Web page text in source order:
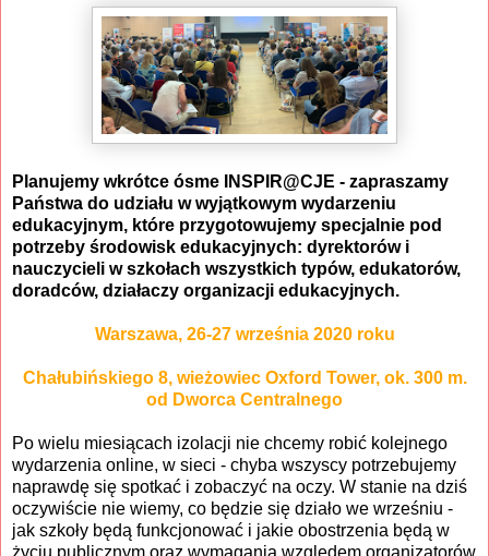
Planujemy wkrótce ósme INSPIR@CJE - zapraszamy
Państwa do udziału w wyjątkowym wydarzeniu
edukacyjnym, które przygotowujemy specjalnie pod
potrzeby środowisk edukacyjnych: dyrektorów i
nauczycieli w szkołach wszystkich typów, edukatorów,
doradców, działaczy organizacji edukacyjnych.
Warszawa, 26-27 września 2020 roku
Chałubińskiego 8, wieżowiec Oxford Tower, ok. 300 m.
od Dworca Centralnego
Po wielu miesiącach izolacji nie chcemy robić kolejnego
wydarzenia online, w sieci - chyba wszyscy potrzebujemy
naprawdę się spotkać i zobaczyć na oczy. W stanie na dziś
oczywiście nie wiemy, co będzie się działo we wrześniu -
jak szkoły będą funkcjonować i jakie obostrzenia będą w
życiu publicznym oraz wymagania względem organizatorów